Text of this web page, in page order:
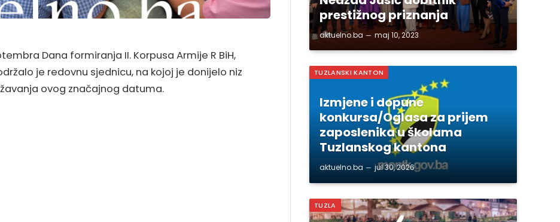
Dana formiranja II. Korpusa Armije R BiH,
je redovnu sjednicu, na kojoj je donijelo niz
ovog značajnog datuma.
prestižnog priznanja
aktuelno.ba maj 10, 2023
TUZLANSKI KANTON
Izmjene i dopune
konkursa/Oglasa za prijem
zaposlenika u školama
Tuzlanskog kantona
aktuelno.ba jul 30, 2026
TUZLA